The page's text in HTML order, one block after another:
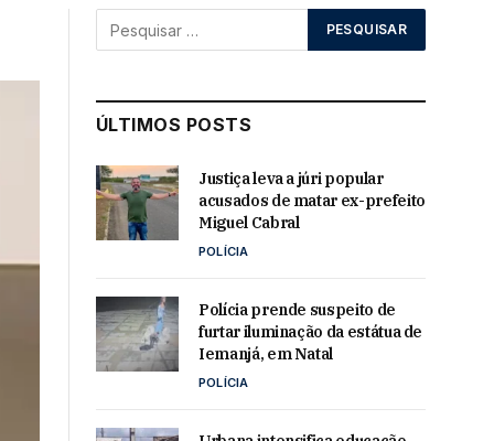
ÚLTIMOS POSTS
Justiça leva a júri popular
acusados de matar ex-prefeito
Miguel Cabral
POLÍCIA
Polícia prende suspeito de
furtar iluminação da estátua de
Iemanjá, em Natal
POLÍCIA